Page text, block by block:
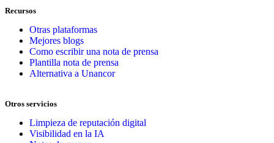
Recursos
Otras plataformas
Mejores blogs
Como escribir una nota de prensa
Plantilla nota de prensa
Alternativa a Unancor
Otros servicios
Limpieza de reputación digital
Visibilidad en la IA